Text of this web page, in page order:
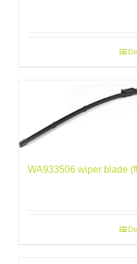
WA933506 wiper blade